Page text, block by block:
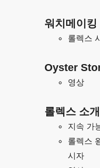
워치메이킹
롤렉스
Oyster
영상
롤렉스 소개
지속 가
롤렉스
시자